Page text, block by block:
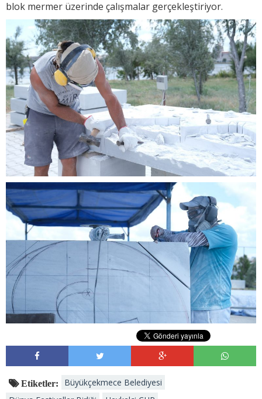
blok mermer üzerinde çalışmalar gerçekleştiriyor.
Etiketler:
Büyükçekmece Belediyesi